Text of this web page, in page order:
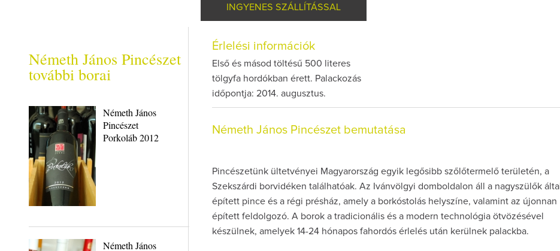
INGYENES SZÁLLÍTÁSSAL
Németh János Pincészet
további borai
Németh János
Pincészet
Porkoláb 2012
Németh János
Érlelési információk
Első és másod töltésű 500 literes
tölgyfa hordókban érett. Palackozás
időpontja: 2014. augusztus.
Németh János Pincészet bemutatása
Pincészetünk ültetvényei Magyarország egyik legősibb szőlőtermelő területén, a
Szekszárdi borvidéken találhatóak. Az Ivánvölgyi domboldalon áll a nagyszülők által
épített pince és a régi présház, amely a borkóstolás helyszíne, valamint az újonnan
épített feldolgozó. A borok a tradicionális és a modern technológia ötvözésével
készülnek, amelyek 14-24 hónapos fahordós érlelés után kerülnek palackba.